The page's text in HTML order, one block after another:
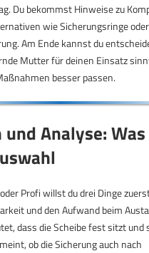
Du bekommst Hinweise zu
wie Sicherungsringe oder
Am Ende kannst du
Mutter für deinen Einsatz
besser passen.
und Analyse:
Profi willst du drei Dinge
und den Aufwand beim
dass die Scheibe fest sitzt und
ob die Sicherung auch nach